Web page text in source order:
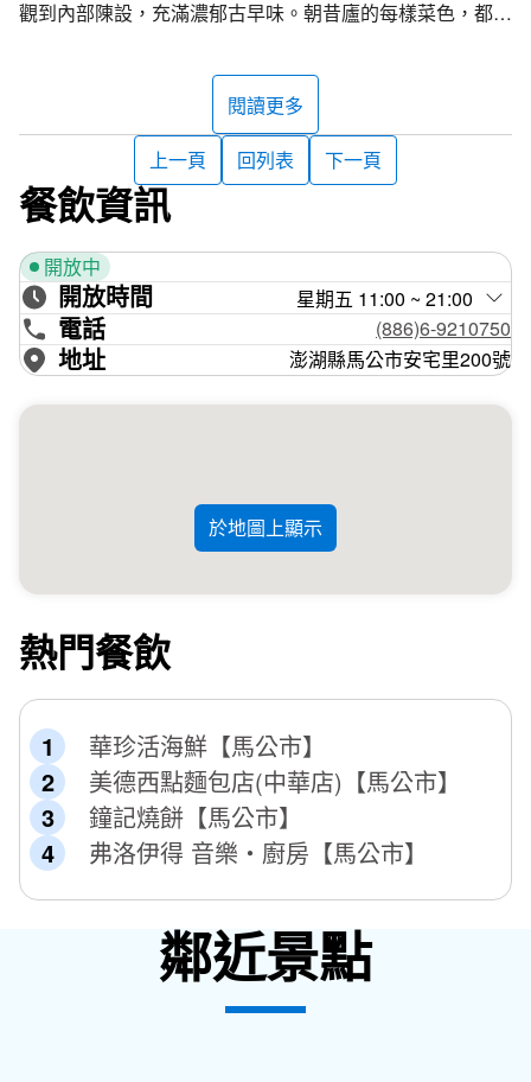
觀到內部陳設，充滿濃郁古早味。朝昔廬的每樣菜色，都結
美味料理，如完美組合了糯米綿密口感和大蛤鮮味的大蛤
米，將糯米包入大蛤內送上桌，讓人忍不住一個接一個吃下
閱讀更多
上一頁
回列表 下一頁
餐飲資訊
開放中
開放時間 星期五 11:00 ~ 21:00
電話 (886)6-9210750
地址 澎湖縣馬公市安宅里200號
於地圖上顯示
熱門餐飲
華珍活海鮮【馬公市】
美德西點麵包店(中華店)【馬公市】
鐘記燒餅【馬公市】
弗洛伊得 音樂‧廚房【馬公市】
鄰近景點